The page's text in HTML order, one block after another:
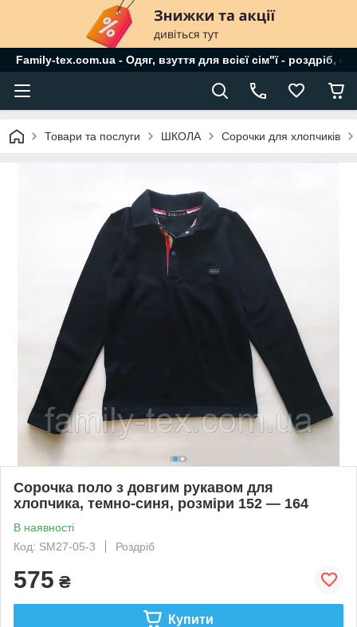
Family-tex.com.ua - Одяг, взуття для всієї сім"ї - роздріб,
Товари та послуги ШКОЛА Сорочки для хлопчиків
Сорочка поло з довгим рукавом для
хлопчика, темно-синя, розміри 152 — 164
В наявності
Код: SM27-05-3
Роздріб
575 ₴
Купити